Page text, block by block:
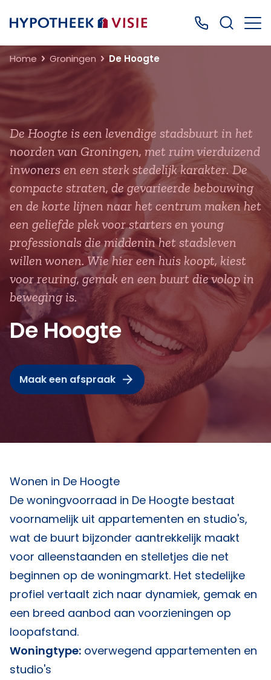
Terug naar home Bel ons: 0499
Home Groningen De Hoogte
De Hoogte is een levendige stadsbuurt in het
noorden van Groningen, met ruim vierduizend
inwoners en een sterk stedelijk karakter. De
compacte straten, de gevarieerde bebouwing
en de korte lijnen naar het centrum maken het
een geliefde plek voor starters en young
professionals die middenin het stadsleven
willen wonen. Wie hier een huis koopt, kiest
voor reuring, gemak en een buurt die volop in
beweging is.
De Hoogte
Maak een afspraak
Wonen in De Hoogte
De woningvoorraad in De Hoogte bestaat
voornamelijk uit appartementen en studio's,
wat de buurt bijzonder aantrekkelijk maakt
voor alleenstaanden en stelletjes die net
beginnen op de woningmarkt. Het stedelijke
profiel vertaalt zich naar dynamiek, gemak en
een breed aanbod aan voorzieningen op
loopafstand.
Woningtype: overwegend appartementen en
studio's